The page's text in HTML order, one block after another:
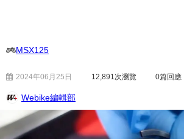
MSX125
2024年06月25日 12,891 次瀏覽 0篇回應
Webike編輯部